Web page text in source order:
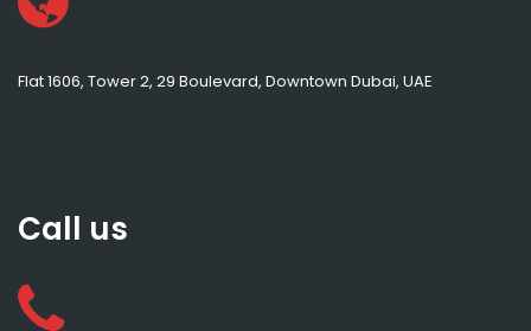
Flat 1606, Tower 2, 29 Boulevard, Downtown Dubai, UAE
Call us